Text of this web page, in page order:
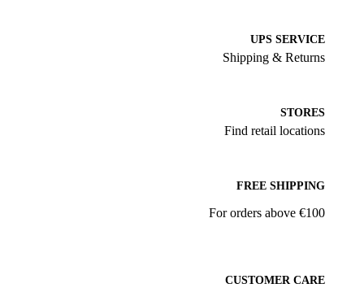
UPS SERVICE
Shipping & Returns
STORES
Find retail locations
FREE SHIPPING
For orders above €100
CUSTOMER CARE